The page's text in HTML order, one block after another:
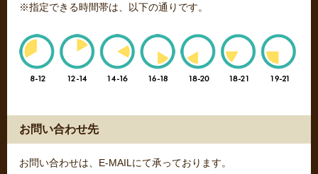
※指定できる時間帯は、以下の通りです。
お問い合わせ先
お問い合わせは、E-MAILにて承っております。